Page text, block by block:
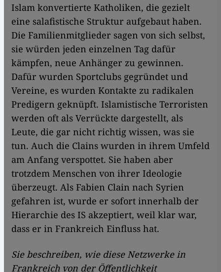
Islam konvertierte Katholiken, die gezielt
eine salafistische Struktur aufgebaut haben.
Die Familienmitglieder sagen von sich selbst,
sie würden jeden einzelnen Tag dafür
kämpfen, neue Anhänger zu gewinnen.
Dafür wurden Sportclubs gegründet und
Vereine, es wurden Kontakte zu radikalen
Predigern geknüpft. Islamistische Terroristen
werden oft als Verrückte dargestellt, als
Leute, die gar nicht richtig wissen, was sie
tun. Auch die Clains wurden in ihrem Umfeld
am Anfang verspottet. Sie haben aber
trotzdem Menschen von ihrer Ideologie
überzeugt. Als Fabien Clain nach Syrien
gefahren ist, wurde er sofort innerhalb der
Hierarchie des IS akzeptiert, weil klar war,
dass er in Frankreich Einfluss hat.
Sie beschreiben, wie diese Netzwerke in
Frankreich von der Öffentlichkeit